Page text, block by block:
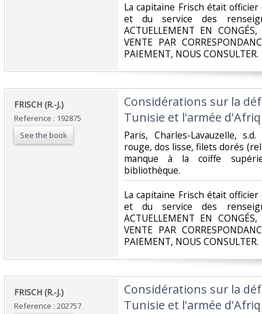
‎La capitaine Frisch était
et du service des
ACTUELLEMENT EN
VENTE PAR
PAIEMENT, NOUS CONSULTER.‎
‎FRISCH (R.-J.)‎
Reference : 192875
See the book
‎Considérations sur la
Tunisie et l'armée
‎Paris, Charles-Lavauzelle,
rouge, dos lisse, filets dorés
manque à la coiffe
bibliothèque.‎
‎La capitaine Frisch était
et du service des
ACTUELLEMENT EN
VENTE PAR
PAIEMENT, NOUS CONSULTER.‎
‎FRISCH (R.-J.)‎
Reference : 202757
‎Considérations sur la
Tunisie et l'armée